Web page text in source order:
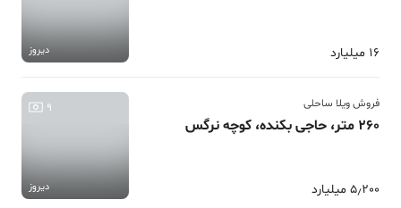
16 میلیارد دیروز
فروش ویلا ساحلی
260 متر، حاجی بکنده، کوچه نرگس
5٫200 میلیارد
9
دیروز